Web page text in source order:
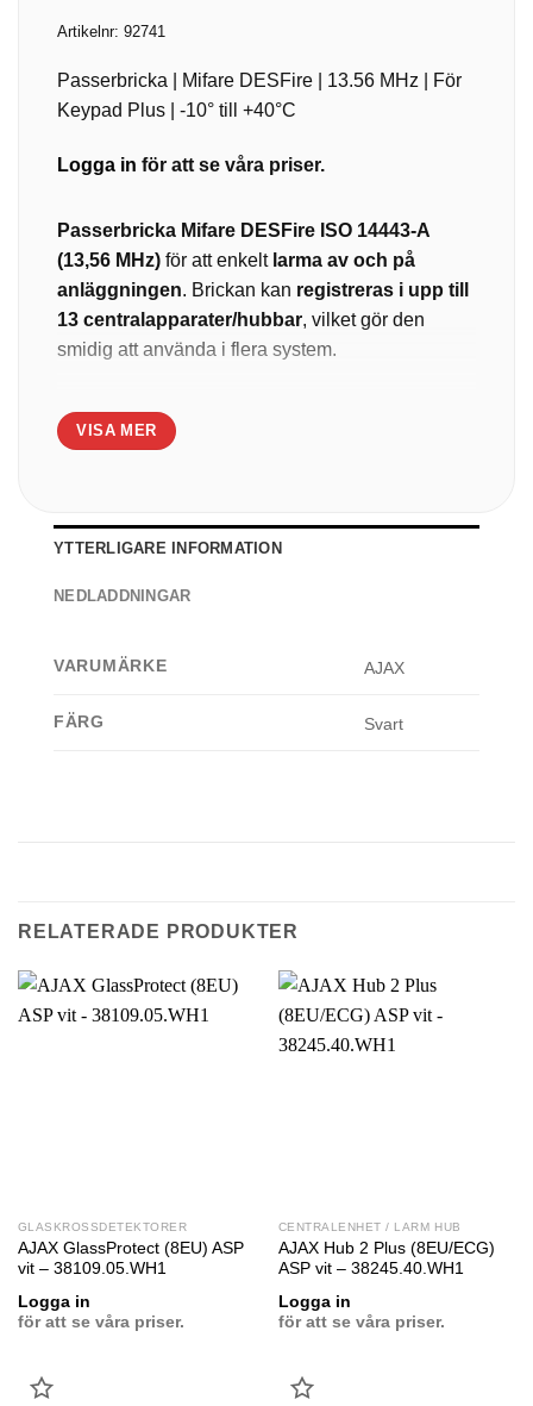
Artikelnr: 92741
Passerbricka | Mifare DESFire | 13.56 MHz | För
Keypad Plus | -10° till +40°C
Logga in för att se våra priser.
Passerbricka Mifare DESFire ISO 14443-A
(13,56 MHz) för att enkelt larma av och på
anläggningen. Brickan kan registreras i upp till
13 centralapparater/hubbar, vilket gör den
smidig att använda i flera system.
VISA MER
YTTERLIGARE INFORMATION
NEDLADDNINGAR
VARUMÄRKE AJAX
FÄRG Svart
RELATERADE PRODUKTER
GLASKROSSDETEKTORER
AJAX GlassProtect (8EU) ASP
vit – 38109.05.WH1
Logga in
för att se våra priser.
CENTRALENHET / LARM HUB
AJAX Hub 2 Plus (8EU/ECG)
ASP vit – 38245.40.WH1
Logga in
för att se våra priser.